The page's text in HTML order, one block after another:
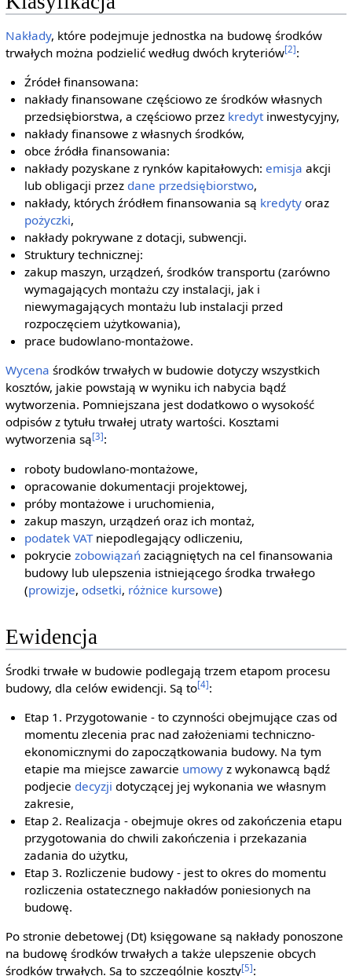
Nakłady, które podejmuje jednostka na budowę środków
trwałych można podzielić według dwóch kryteriów[2]:
Źródeł finansowana:
nakłady finansowane częściowo ze środków własnych
przedsiębiorstwa, a częściowo przez kredytinwestycyjny,
nakłady finansowe z własnych środków,
obce źródła finansowania:
nakłady pozyskane z rynków kapitałowych:emisja akcji
lub obligacji przez dane przedsiębiorstwo,
nakłady, których źródłem finansowania są kredyty oraz
pożyczki,
nakłady pokrywane z dotacji, subwencji.
Struktury technicznej:
zakup maszyn, urządzeń, środków transportu (zarówno
wymagających montażu czy instalacji, jak i
niewymagających montażu lub instalacji przed
rozpoczęciem użytkowania),
prace budowlano-montażowe.
Wycena środków trwałych w budowie dotyczy wszystkich
kosztów, jakie powstają w wyniku ich nabycia bądź
wytworzenia. Pomniejszana jest dodatkowo o wysokość
odpisów z tytułu trwałej utraty wartości. Kosztami
wytworzenia są[3]:
roboty budowlano-montażowe,
opracowanie dokumentacji projektowej,
próby montażowe i uruchomienia,
zakup maszyn, urządzeń oraz ich montaż,
podatek VATniepodlegający odliczeniu,
pokryciezobowiązań zaciągniętych na cel finansowania
budowy lub ulepszenia istniejącego środka trwałego
(prowizje,odsetki, różnice kursowe)
Ewidencja
Środki trwałe w budowie podlegają trzem etapom procesu
budowy, dla celów ewidencji. Są to[4]:
Etap 1. Przygotowanie - to czynności obejmujące czas od
momentu zlecenia prac nad założeniami techniczno-
ekonomicznymi do zapoczątkowania budowy. Na tym
etapie ma miejsce zawarcie umowy z wykonawcą bądź
podjecie decyzji dotyczącej jej wykonania we własnym
zakresie,
Etap 2. Realizacja - obejmuje okres od zakończenia etapu
przygotowania do chwili zakończenia i przekazania
zadania do użytku,
Etap 3. Rozliczenie budowy - jest to okres do momentu
rozliczenia ostatecznego nakładów poniesionych na
budowę.
Po stronie debetowej (Dt) księgowane są nakłady ponoszone
na budowę środków trwałych a także ulepszenie obcych
środków trwałych. Są to szczególnie koszty[5]: